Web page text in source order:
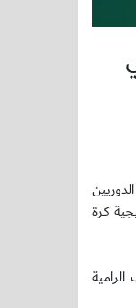
في استراتيجية كرة